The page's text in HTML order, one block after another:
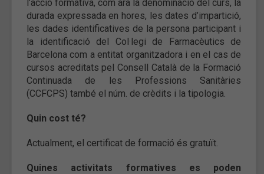
l’acció formativa, com ara la denominació del curs, la
durada expressada en hores, les dates d’impartició,
les dades identificatives de la persona participant i
la identificació del Col·legi de Farmacèutics de
Barcelona com a entitat organitzadora i en el cas de
cursos acreditats pel Consell Català de la Formació
Continuada de les Professions Sanitàries
(CCFCPS) també el núm. de crèdits i la tipologia.
Quin cost té?
Actualment, el certificat de formació és gratuït.
Quines activitats formatives es poden